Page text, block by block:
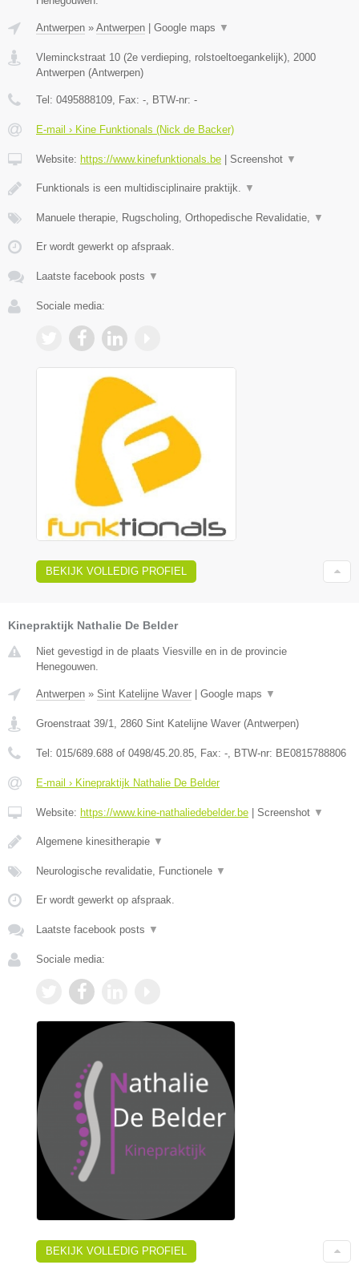
Antwerpen » Antwerpen Google maps ▼
Vleminckstraat 10 (2e verdieping, rolstoeltoegankelijk) 2000
Antwerpen (Antwerpen)
Tel: 0495888109 , Fax: - , BTW-nr: -
E-mail › Kine Funktionals (Nick de Backer)
Website: https://www.kinefunktionals.be Screenshot ▼
Funktionals is een multidisciplinaire praktijk. ▼
Manuele therapie, Rugscholing, Orthopedische Revalidatie, ▼
Er wordt gewerkt op afspraak.
Laatste facebook posts ▼
Sociale media:
BEKIJK VOLLEDIG PROFIEL
Kinepraktijk Nathalie De Belder
Niet gevestigd in de plaats Viesville en in de provincie
Henegouwen.
Antwerpen » Sint Katelijne Waver Google maps ▼
Groenstraat 39/1, 2860 Sint Katelijne Waver (Antwerpen)
Tel: 015/689.688 of 0498/45.20.85, Fax: -, BTW-nr: BE0815788806
E-mail › Kinepraktijk Nathalie De Belder
Website: https://www.kine-nathaliedebelder.be Screenshot ▼
Algemene kinesitherapie ▼
Neurologische revalidatie, Functionele ▼
Er wordt gewerkt op afspraak.
Laatste facebook posts ▼
Sociale media:
BEKIJK VOLLEDIG PROFIEL